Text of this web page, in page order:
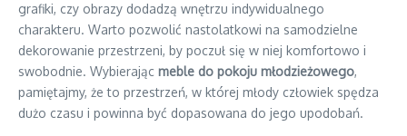
grafiki, czy obrazy dodadzą wnętrzu indywidualnego
charakteru. Warto pozwolić nastolatkowi na samodzielne
dekorowanie przestrzeni, by poczuł się w niej komfortowo i
swobodnie. Wybierając meble do pokoju młodzieżowego,
pamiętajmy, że to przestrzeń, w której młody człowiek spędza
dużo czasu i powinna być dopasowana do jego upodobań.